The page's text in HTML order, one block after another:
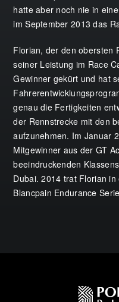
hatte aber noch nie in
im September 2013 das
Florian, der den obersten
seiner Leistung im Race
Gewinner gekürt und hat
genau die Fertigkeiten
der Rennstrecke mit den
aufzunehmen. Im Januar
Mitgewinner aus der GT
beeindruckenden
Dubai. 2014 trat Florian in
Blancpain Endurance